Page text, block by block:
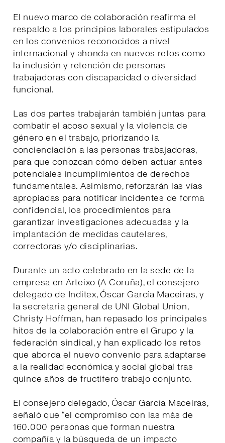
El nuevo marco de colaboración reafirma el
respaldo a los principios laborales estipulados
en los convenios reconocidos a nivel
internacional y ahonda en nuevos retos como
la inclusión y retención de personas
trabajadoras con discapacidad o diversidad
funcional.
Las dos partes trabajarán también juntas para
combatir el acoso sexual y la violencia de
género en el trabajo, priorizando la
concienciación a las personas trabajadoras,
para que conozcan cómo deben actuar antes
potenciales incumplimientos de derechos
fundamentales. Asimismo, reforzarán las vías
apropiadas para notificar incidentes de forma
confidencial, los procedimientos para
garantizar investigaciones adecuadas y la
implantación de medidas cautelares,
correctoras y/o disciplinarias.
Durante un acto celebrado en la sede de la
empresa en Arteixo (A Coruña), el consejero
delegado de Inditex, Óscar García Maceiras, y
la secretaria general de UNI Global Union,
Christy Hoffman, han repasado los principales
hitos de la colaboración entre el Grupo y la
federación sindical, y han explicado los retos
que aborda el nuevo convenio para adaptarse
a la realidad económica y social global tras
quince años de fructífero trabajo conjunto.
El consejero delegado, Óscar García Maceiras,
señaló que “el compromiso con las más de
160.000 personas que forman nuestra
compañía y la búsqueda de un impacto